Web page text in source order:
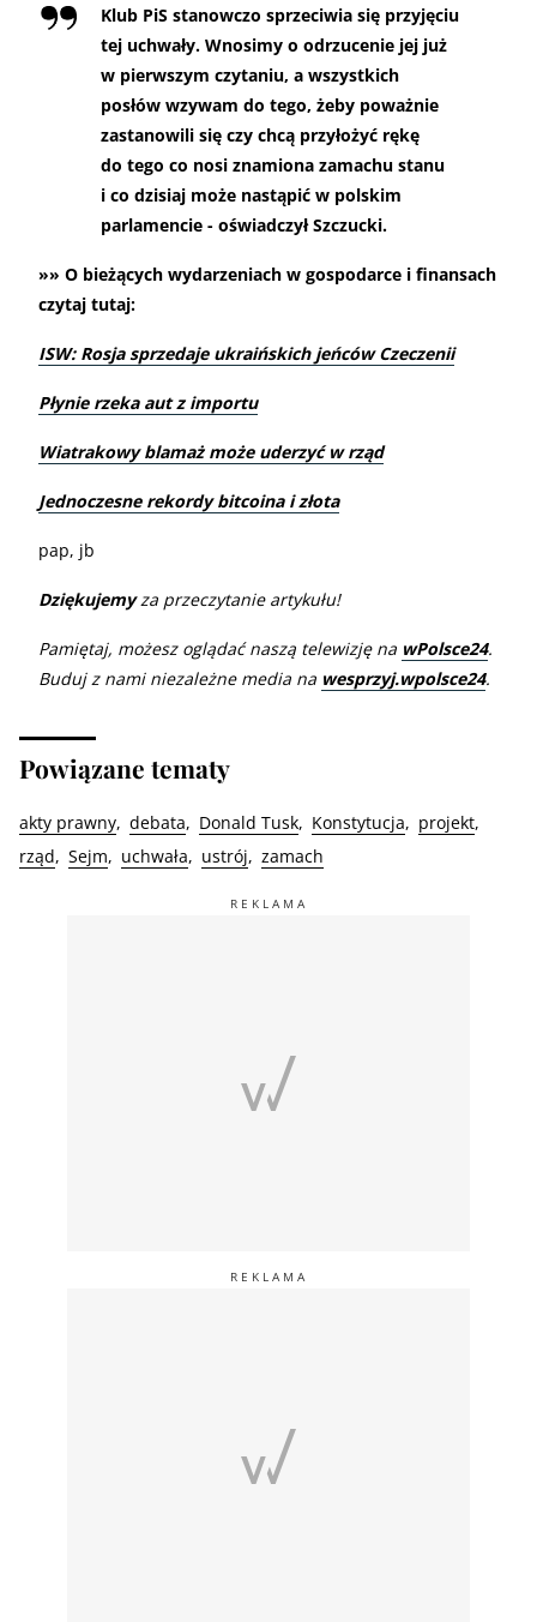
Klub PiS stanowczo sprzeciwia się przyjęciu
tej uchwały. Wnosimy o odrzucenie jej już
w pierwszym czytaniu, a wszystkich
posłów wzywam do tego, żeby poważnie
zastanowili się czy chcą przyłożyć rękę
do tego co nosi znamiona zamachu stanu
i co dzisiaj może nastąpić w polskim
parlamencie - oświadczył Szczucki.
»» O bieżących wydarzeniach w gospodarce i finansach
czytaj tutaj:
ISW: Rosja sprzedaje ukraińskich jeńców Czeczenii
Płynie rzeka aut z importu
Wiatrakowy blamaż może uderzyć w rząd
Jednoczesne rekordy bitcoina i złota
pap, jb
Dziękujemyza przeczytanie artykułu!
Pamiętaj, możesz oglądać naszą telewizję na wPolsce24.
Buduj z nami niezależne media na wesprzyj.wpolsce24.
Powiązane tematy
akty prawny debata Donald Tusk Konstytucja
projekt
rząd
Sejm uchwała ustrój zamach